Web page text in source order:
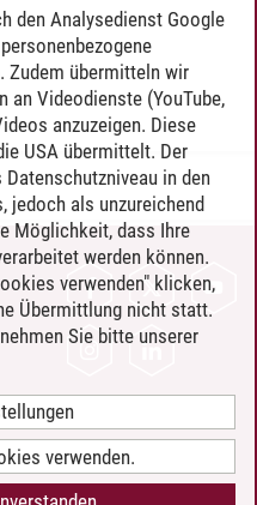
den Analysedienst Google
Zudem übermitteln wir
an Videodienste (YouTube,
anzuzeigen. Diese
USA übermittelt. Der
in den
jedoch als unzureichend
Möglichkeit, dass Ihre
werden können.
verwenden" klicken,
Übermittlung nicht statt.
Sie bitte unserer
verwenden.